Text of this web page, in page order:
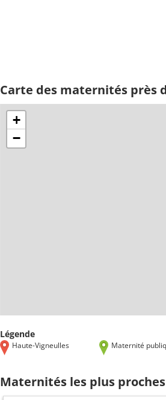
Carte des maternités près
+
−
Légende
Haute-Vigneulles Maternité
Maternités les plus